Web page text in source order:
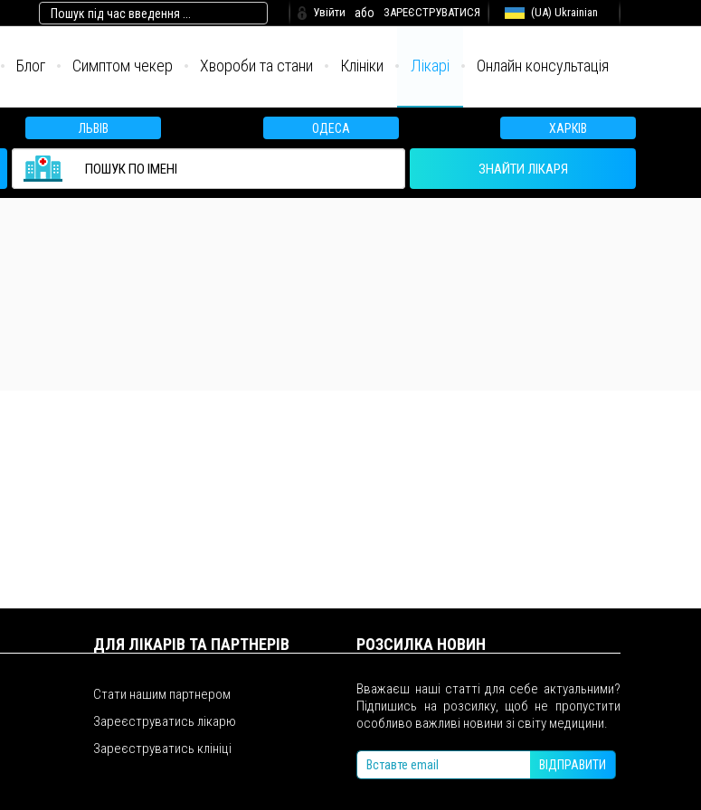
Увійти або ЗАРЕЄСТРУВАТИСЯ (UA) Ukrainian
Блог Симптом чекер Хвороби та стани Клініки Лікарі Онлайн консультація
ЛЬВІВ ОДЕСА ХАРКІВ
ЗНАЙТИ ЛІКАРЯ
ДЛЯ ЛІКАРІВ ТА ПАРТНЕРІВ
Стати нашим партнером
Зареєструватись лікарю
Зареєструватись клініці
РОЗСИЛКА НОВИН
Вважаєш наші статті для себе актуальними?
Підпишись на розсилку, щоб не пропустити
особливо важливі новини зі світу медицини.